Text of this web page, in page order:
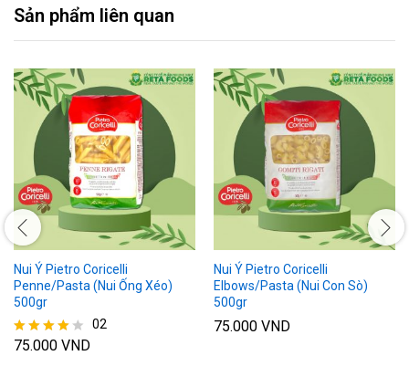
Sản phẩm liên quan
Nui Ý Pietro Coricelli
Penne/Pasta (Nui Ống Xéo)
500gr
Được xếp
02
75.000 VND
Nui Ý Pietro Coricelli
Elbows/Pasta (Nui Con Sò)
500gr
75.000 VND